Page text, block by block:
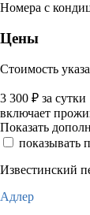
Номера с
Цены
Стоимость
3 300 ₽ за сутки
включает
Показать
показывать
Известинский
Адлер